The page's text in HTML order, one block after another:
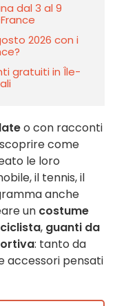
dal 3 al 9
2026 con i
gratuiti in Île-
o con racconti
come
le loro
il tennis, il
anche
un costume
, guanti da
: tanto da
accessori pensati